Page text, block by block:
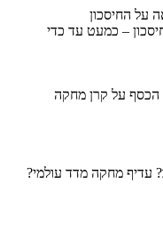
על החיסכון
– כמעט עד כדי
הכסף על קרן מחקה
עדיף מחקה מדד עולמי?